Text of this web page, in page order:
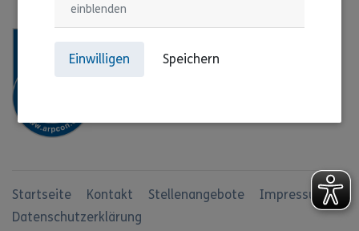
Startseite Kontakt Stellenangebote
Impressum
Datenschutzerklärung
einblenden
Einwilligen Speichern